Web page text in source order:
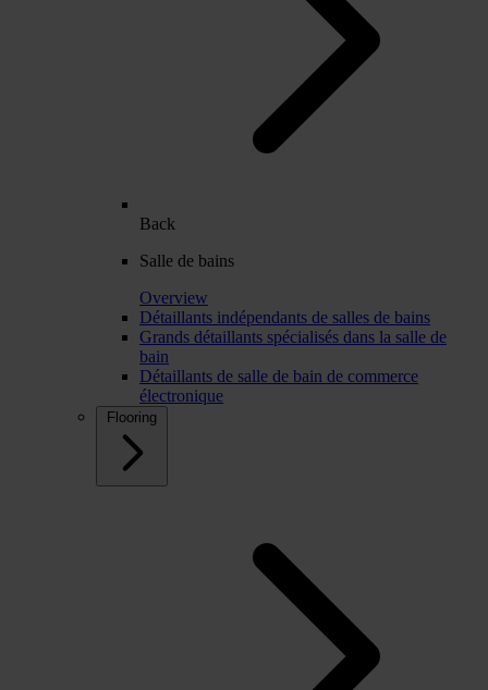
Back
Salle de bains
Overview
Détaillants indépendants de salles de bains
Grands détaillants spécialisés dans la salle de
bain
Détaillants de salle de bain de commerce
électronique
Flooring